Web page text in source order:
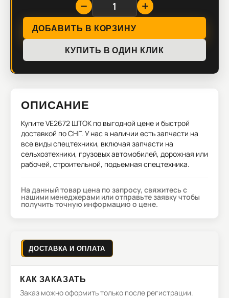
ДОБАВИТЬ В КОРЗИНУ
КУПИТЬ В ОДИН КЛИК
ОПИСАНИЕ
КупитеVE2672 ШТОК по выгодной цене и быстрой
доставкой по СНГ. У нас в наличии есть запчасти на
все виды спецтехники, включая запчасти на
сельхозтехники, грузовых автомобилей, дорожная или
рабочей, строительной, подъемная спецтехника.
На данный товар цена по запросу, свяжитесь с
нашими менеджерами или отправьте заявку чтобы
получить точную информацию о цене.
ДОСТАВКА И ОПЛАТА
КАК ЗАКАЗАТЬ
Заказ можно оформить только после регистрации.